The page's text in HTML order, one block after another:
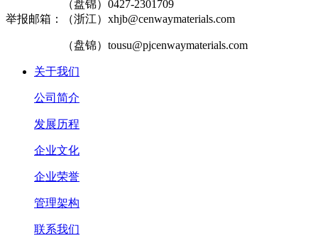
（盘锦）0427-2301709
举报邮箱：（浙江）xhjb@cenwaymaterials.com
（盘锦）tousu@pjcenwaymaterials.com
关于我们
公司简介
发展历程
企业文化
企业荣誉
管理架构
联系我们